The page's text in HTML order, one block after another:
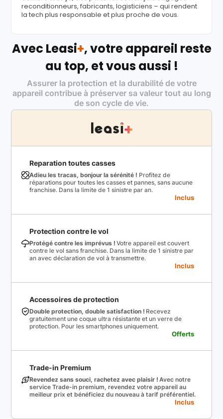
reconditionneurs, fabricants, logisticiens – qui rendent
la tech plus responsable et plus proche de vous.
Avec Leasi+, votre appareil reste
au top, et vous aussi !
Assurer la protection et la durabilité de votre
appareil contribue à préserver sa valeur tout au long
de son cycle de vie.
Reparation toutes casses
Adieu les tracas, bonjour la sérénité ! Profitez de
réparations pour toutes les casses et pannes, sans aucune
franchise. Dans la limite de 1 sinistre par an.
Inclus
Protection contre le vol
Protégé contre les imprévus ! Votre appareil est couvert
contre le vol sans franchise. Dans la limite de 1 sinistre par
an avec déclaration de vol à transmettre.
Inclus
Accessoires de protection
Double protection, double satisfaction ! Recevez
gratuitement une coque ultra résistante et un verre de
protection. Pour les smartphones uniquement.
Offerts
Trade-in Premium
Revendez sans souci, rachetez avec plaisir ! Avec notre
service Trade-in premium, revendez votre appareil au
meilleur prix et bénéficiez du nouveau à tarif préférentiel.
Inclus